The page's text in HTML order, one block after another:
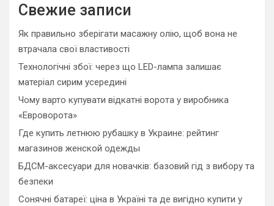
c
Свежие записи
Як правильно зберігати масажну олію, щоб вона не
втрачала свої властивості
Технологічні збої: через що LED-лампа залишає
матеріал сирим усередині
Чому варто купувати відкатні ворота у виробника
«Евроворота»
Где купить летнюю рубашку в Украине: рейтинг
магазинов женской одежды
БДСМ-аксесуари для новачків: базовий гід з вибору та
безпеки
Сонячні батареї: ціна в Україні та де вигідно купити у